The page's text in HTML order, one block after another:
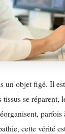
un objet figé. Il
se réparent,
cette vérité